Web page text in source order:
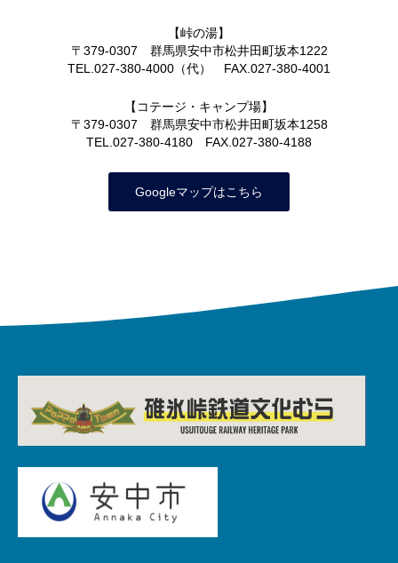
【峠の湯】
〒379-0307 群馬県安中市松井田町坂本1222
TEL.027-380-4000（代） FAX.027-380-4001
【コテージ・キャンプ場】
〒379-0307 群馬県安中市松井田町坂本1258
TEL.027-380-4180 FAX.027-380-4188
Googleマップはこちら